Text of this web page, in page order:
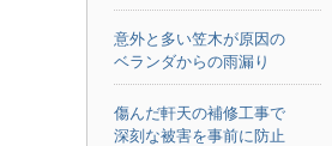
意外と多い笠木が原因の
ベランダからの雨漏り
傷んだ軒天の補修工事で
深刻な被害を事前に防止